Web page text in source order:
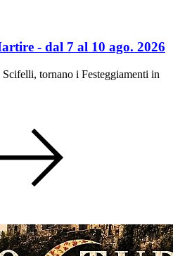
- dal 7 al 10 ago. 2026
tornano i Festeggiamenti in